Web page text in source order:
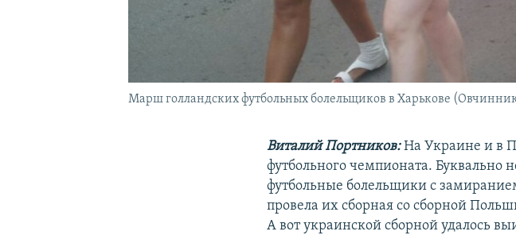
Марш голландских футбольных болельщиков в Харькове
Виталий Портников:На Украине и в
футбольного чемпионата. Буквально
футбольные болельщики с
провела их сборная со сборной
А вот украинской сборной удалось